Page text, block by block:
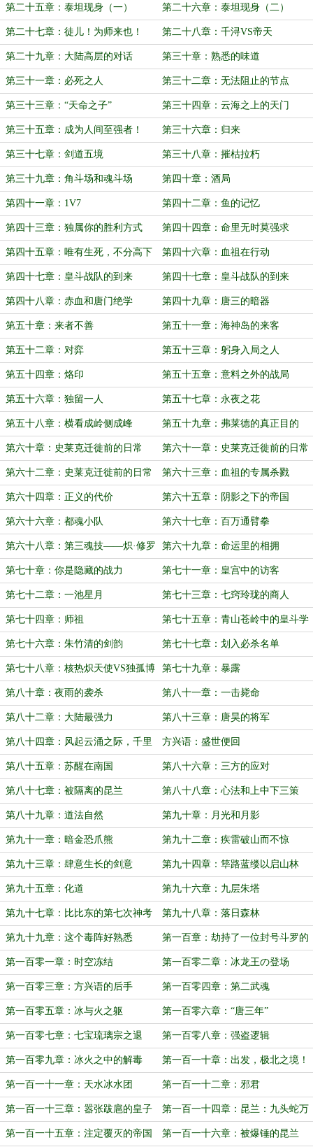
第二十五章：泰坦现身（一） 第二十六章：泰坦现身（二）
第二十七章：徒儿！为师来也！ 第二十八章：千浔VS帝天
第二十九章：大陆高层的对话 第三十章：熟悉的味道
第三十一章：必死之人 第三十二章：无法阻止的节点
第三十三章：“天命之子” 第三十四章：云海之上的天门
第三十五章：成为人间至强者！ 第三十六章：归来
第三十七章：剑道五境 第三十八章：摧枯拉朽
第三十九章：角斗场和魂斗场 第四十章：酒局
第四十一章：1V7 第四十二章：鱼的记忆
第四十三章：独属你的胜利方式 第四十四章：命里无时莫强求
第四十五章：唯有生死，不分高下 第四十六章：血祖在行动
第四十七章：皇斗战队的到来 第四十七章：皇斗战队的到来
第四十八章：赤血和唐门绝学 第四十九章：唐三的暗器
第五十章：来者不善 第五十一章：海神岛的来客
第五十二章：对弈 第五十三章：躬身入局之人
第五十四章：烙印 第五十五章：意料之外的战局
第五十六章：独留一人 第五十七章：永夜之花
第五十八章：横看成岭侧成峰 第五十九章：弗莱德的真正目的
第六十章：史莱克迁徙前的日常
（一）
第六十一章：史莱克迁徙前的日常
（二）
第六十二章：史莱克迁徙前的日常
（三）
第六十三章：血祖的专属杀戮
第六十四章：正义的代价 第六十五章：阴影之下的帝国
第六十六章：都魂小队 第六十七章：百万通臂拳
第六十八章：第三魂技——炽·修罗 第六十九章：命运里的相拥
第七十章：你是隐藏的战力 第七十一章：皇宫中的访客
第七十二章：一池星月 第七十三章：七窍玲珑的商人
第七十四章：师祖 第七十五章：青山苍岭中的皇斗学
院
第七十六章：朱竹清的剑韵 第七十七章：划入必杀名单
第七十八章：核热炽天使VS独孤博 第七十九章：暴露
第八十章：夜雨的袭杀 第八十一章：一击毙命
第八十二章：大陆最强力 第八十三章：唐昊的将军
第八十四章：风起云涌之际，千里
送剑之时（第二卷终）
方兴语：盛世便回
第八十五章：苏醒在南国 第八十六章：三方的应对
第八十七章：被隔离的昆兰 第八十八章：心法和上中下三策
第八十九章：道法自然 第九十章：月光和月影
第九十一章：暗金恐爪熊 第九十二章：疾雷破山而不惊
第九十三章：肆意生长的剑意 第九十四章：筚路蓝缕以启山林
第九十五章：化道 第九十六章：九层朱塔
第九十七章：比比东的第七次神考 第九十八章：落日森林
第九十九章：这个毒阵好熟悉 第一百章：劫持了一位封号斗罗的
人质
第一百零一章：时空冻结 第一百零二章：冰龙王の登场
第一百零三章：方兴语的后手 第一百零四章：第二武魂
第一百零五章：冰与火之躯 第一百零六章：“唐三年”
第一百零七章：七宝琉璃宗之退 第一百零八章：强盗逻辑
第一百零九章：冰火之中的解毒 第一百一十章：出发，极北之境！
第一百一十一章：天水冰水团 第一百一十二章：邪君
第一百一十三章：嚣张跋扈的皇子 第一百一十四章：昆兰：九头蛇万
岁！
第一百一十五章：注定覆灭的帝国 第一百一十六章：被爆锤的昆兰